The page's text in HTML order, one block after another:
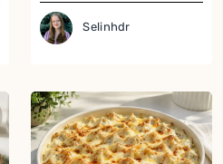
Selinhdr